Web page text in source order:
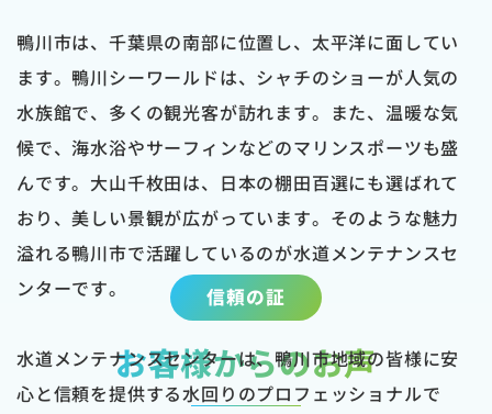
鴨川市は、千葉県の南部に位置し、太平洋に面してい
ます。鴨川シーワールドは、シャチのショーが人気の
水族館で、多くの観光客が訪れます。また、温暖な気
候で、海水浴やサーフィンなどのマリンスポーツも盛
んです。大山千枚田は、日本の棚田百選にも選ばれて
おり、美しい景観が広がっています。そのような魅力
溢れる鴨川市で活躍しているのが水道メンテナンスセ
ンターです。
水道メンテナンスセンターは、鴨川市地域の皆様に安
心と信頼を提供する水回りのプロフェッショナルで
信頼の証
お客様からのお声